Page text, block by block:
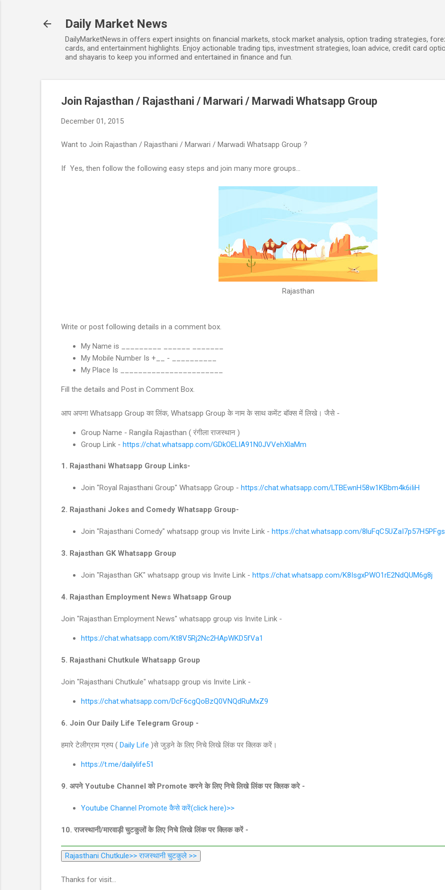
Daily Market News
DailyMarketNews.in offers expert insights on financial markets, stock market analysis, option trading strategies,
cards, and entertainment highlights. Enjoy actionable trading tips, investment strategies, loan advice, credit card
and shayaris to keep you informed and entertained in finance and fun.
Join Rajasthan / Rajasthani / Marwari / Marwadi Whatsapp Group
December 01, 2015
Want to Join Rajasthan / Rajasthani / Marwari / Marwadi Whatsapp Group ?
If Yes, then follow the following easy steps and join many more groups...
Rajasthan
Write or post following details in a comment box.
My Name is _________ ______ _______
My Mobile Number Is +__ - __________
My Place Is _______________________
Fill the details and Post in Comment Box.
आप अपना Whatsapp Group का लिंक, Whatsapp Group के नाम के साथ कमेंट बॉक्स में लिखे। जैसे -
Group Name - Rangila Rajasthan ( रंगीला राजस्थान )
Group Link - https://chat.whatsapp.com/GDkOELlA91N0JVVehXlaMm
1. Rajasthani Whatsapp Group Links-
Join "Royal Rajasthani Group" Whatsapp Group - https://chat.whatsapp.com/LTBEwnH58w1KBbm4k6iIiH
2. Rajasthani Jokes and Comedy Whatsapp Group-
Join "Rajasthani Comedy" whatsapp group vis Invite Link - https://chat.whatsapp.com/
3. Rajasthan GK Whatsapp Group
Join "Rajasthan GK" whatsapp group vis Invite Link - https://chat.whatsapp.com/K8IsgxPWO1rE2NdQUM6g8j
4. Rajasthan Employment News Whatsapp Group
Join "Rajasthan Employment News" whatsapp group vis Invite Link -
https://chat.whatsapp.com/Kt8V5Rj2Nc2HApWKD5fVa1
5. Rajasthani Chutkule Whatsapp Group
Join "Rajasthani Chutkule" whatsapp group vis Invite Link -
https://chat.whatsapp.com/DcF6cgQoBzQ0VNQdRuMxZ9
6. Join Our Daily Life Telegram Group -
हमारे टेलीग्राम ग्रुप ( Daily Life )से जुड़ने के लिए निचे लिखे लिंक पर क्लिक करें।
https://t.me/dailylife51
9. अपने Youtube Channel को Promote करने के लिए निचे लिखे लिंक पर क्लिक करे -
Youtube Channel Promote कैसे करें(click here)>>
10. राजस्थानी/मारवाड़ी चुटकुलों के लिए निचे लिखे लिंक पर क्लिक करें -
Rajasthani Chutkule>> राजस्थानी चुटकुले >>
Thanks for visit...